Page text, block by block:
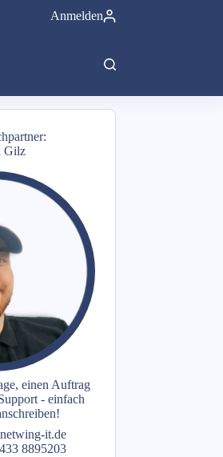
Anmelden
Gilz
einen Auftrag
- einfach
it.de
8895203